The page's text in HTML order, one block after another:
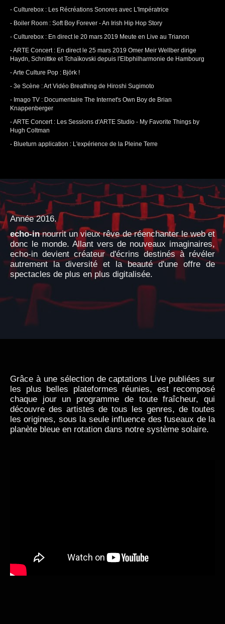
- Culturebox : Les Récréations Sonores avec L'Impératrice
- Boiler Room : Soft Boy Forever - An Irish Hip Hop Story
- Culturebox : En direct le 20 mars 2019 Meute en Live au Trianon
-ARTE Concert : En direct le 25 mars 2019 Omer Meir Wellber dirige
Haydn, Schnittke et Tchaïkovski depuis l'Elbphilharmonie de Hambourg
-Arte Culture Pop : Björk !
- 3e Scène : Art Vidéo Breathing de Hiroshi Sugimoto
- Imago TV : Documentaire The Internet's Own Boy de Brian
Knappenberger
-ARTE Concert : Les Sessions d'ARTE Studio - My Favorite Things by
Hugh Coltman
- Blueturn application : L'expérience de la Pleine Terre
Année 2016.
echo-innourrit un vieux rêve de réenchanter le web et
donc le monde. Allant vers de nouveaux imaginaires,
echo-in devient créateur d'écrins destinés à révéler
autrement la diversité et la beauté d'une offre de
spectacles de plus en plus digitalisée.
Grâce à une sélection de captations Live publiées sur
les plus belles plateformes réunies, est recomposé
chaque jour un programme de toute fraîcheur, qui
découvre des artistes de tous les genres, de toutes
les origines, sous la seule influence des fuseaux de la
planète bleue en rotation dans notre système solaire.